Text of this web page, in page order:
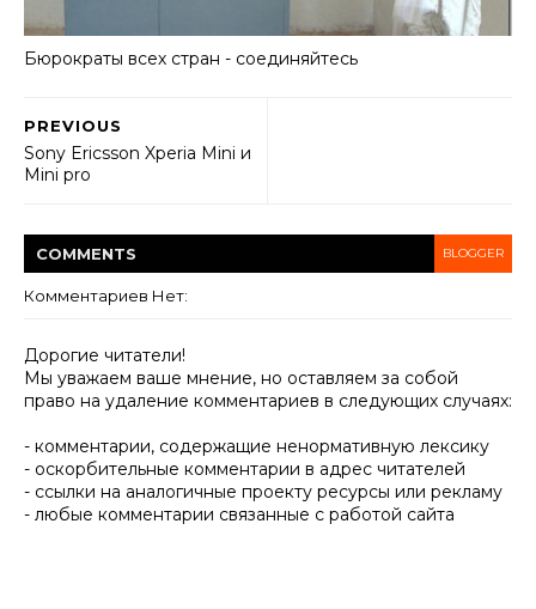
Бюрократы всех стран - соединяйтесь
PREVIOUS
Sony Ericsson Xperia Mini и
Mini pro
COMMENTS BLOGGER
Комментариев Нет:
Дорогие читатели!
Мы уважаем ваше мнение, но оставляем за собой
право на удаление комментариев в следующих случаях:
- комментарии, содержащие ненормативную лексику
- оскорбительные комментарии в адрес читателей
- ссылки на аналогичные проекту ресурсы или рекламу
- любые комментарии связанные с работой сайта